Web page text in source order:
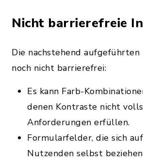
Nicht barrierefreie
Die nachstehend aufgeführten
noch nicht barrierefrei:
Es kann Farb-
denen Kontraste nicht
Anforderungen erfüllen.
Formularfelder, die sich
Nutzenden selbst